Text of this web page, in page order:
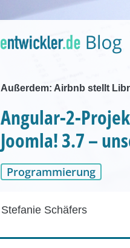
Außerdem: Airbnb stellt
Angular-2-
Joomla! 3.7 –
Programmierung
Stefanie Schäfers